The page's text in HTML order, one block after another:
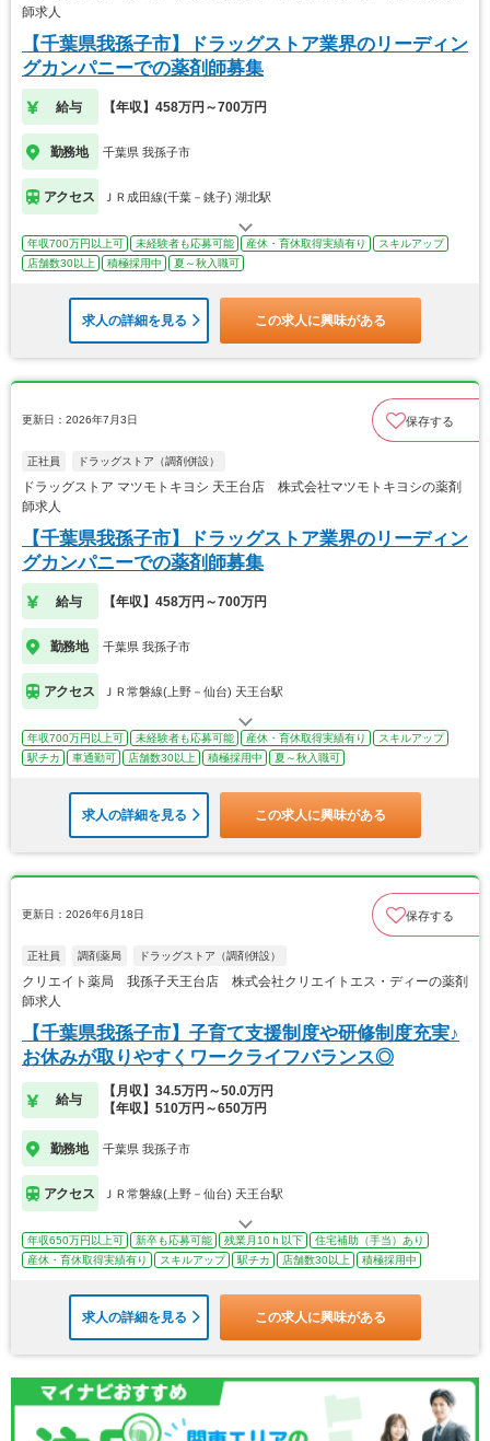
師求人
【千葉県我孫子市】ドラッグストア業界のリーディン
グカンパニーでの薬剤師募集
給与 【年収】458万円～700万円
勤務地 千葉県 我孫子市
アクセス ＪＲ成田線(千葉－銚子) 湖北駅
年収700万円以上可 未経験者も応募可能 産休・育休取得実績有り
スキルアップ
店舗数30以上
積極採用中 夏～秋入職可
求人の詳細を見る この求人に興味がある
更新日：2026年7月3日 保存する
正社員 ドラッグストア（調剤併設）
ドラッグストア マツモトキヨシ 天王台店 株式会社マツモトキヨシの薬剤
師求人
【千葉県我孫子市】ドラッグストア業界のリーディン
グカンパニーでの薬剤師募集
給与 【年収】458万円～700万円
勤務地 千葉県 我孫子市
アクセス ＪＲ常磐線(上野－仙台) 天王台駅
年収700万円以上可 未経験者も応募可能 産休・育休取得実績有り
スキルアップ
駅チカ
車通勤可 店舗数30以上 積極採用中 夏～秋入職可
求人の詳細を見る この求人に興味がある
更新日：2026年6月18日 保存する
正社員 調剤薬局 ドラッグストア（調剤併設）
クリエイト薬局 我孫子天王台店 株式会社クリエイトエス・ディーの薬剤
師求人
【千葉県我孫子市】子育て支援制度や研修制度充実♪
お休みが取りやすくワークライフバランス◎
給与
【月収】34.5万円～50.0万円
【年収】510万円～650万円
勤務地 千葉県 我孫子市
アクセス ＪＲ常磐線(上野－仙台) 天王台駅
年収650万円以上可 新卒も応募可能 残業月10ｈ以下
住宅補助（手当）あり
産休・育休取得実績有り
スキルアップ 駅チカ 店舗数30以上 積極採用中
求人の詳細を見る この求人に興味がある